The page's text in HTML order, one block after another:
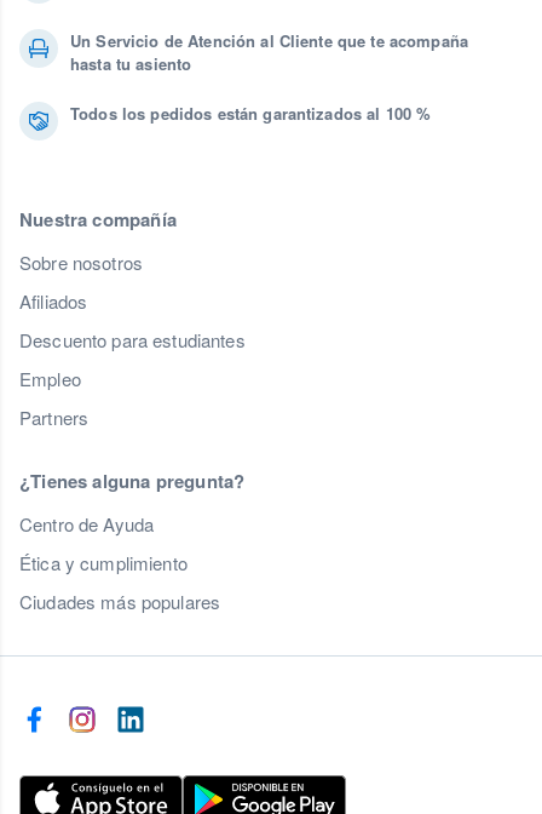
Un Servicio de Atención al Cliente que te acompaña
hasta tu asiento
Todos los pedidos están garantizados al 100 %
Nuestra compañía
Sobre nosotros
Afiliados
Descuento para estudiantes
Empleo
Partners
¿Tienes alguna pregunta?
Centro de Ayuda
Ética y cumplimiento
Ciudades más populares